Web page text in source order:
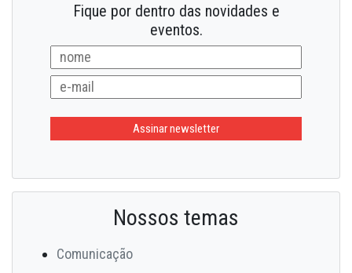
Fique por dentro das novidades e
eventos.
Nossos temas
Comunicação